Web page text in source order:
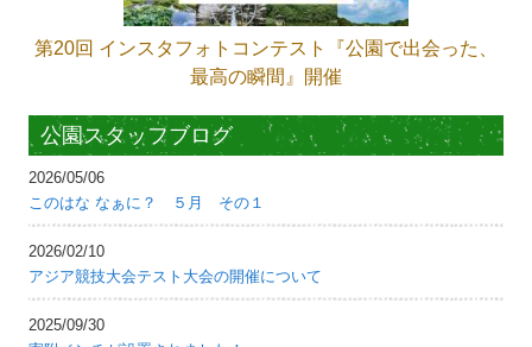
第20回 インスタフォトコンテスト『公園で出会った、
最高の瞬間』開催
公園スタッフブログ
2026/05/06
このはな なぁに？ ５月 その１
2026/02/10
アジア競技大会テスト大会の開催について
2025/09/30